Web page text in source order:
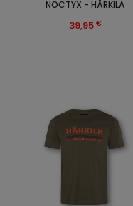
NOCTYX - HÄRKILA
39,95 €